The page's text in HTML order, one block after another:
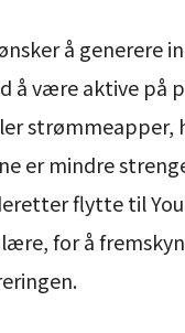
å generere
å være aktive på
strømmeapper,
er mindre
flytte til
for å